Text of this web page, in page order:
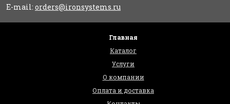
E-mail: orders@ironsystems.ru
Главная
Каталог
Услуги
О компании
Оплата и доставка